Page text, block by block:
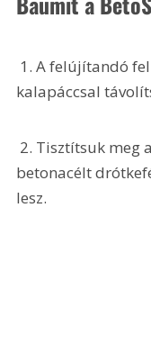
kalapáccsal
betonacélt
lesz.